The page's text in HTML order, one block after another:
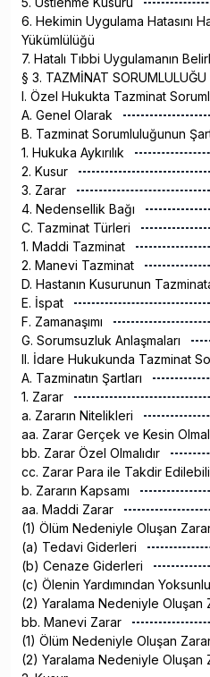
6. Hekimin Uygulama Hatasını
Yükümlülüğü
7. Hatalı Tıbbi Uygulamanın
§ 3. TAZMİNAT SORUMLULUĞU
I. Özel Hukukta Tazminat
A. Genel Olarak
B. Tazminat Sorumluluğunun
1. Hukuka Aykırılık
2. Kusur
3. Zarar
4. Nedensellik Bağı
C. Tazminat Türleri
1. Maddi Tazminat
2. Manevi Tazminat
D. Hastanın Kusurunun
E. İspat
F. Zamanaşımı
G. Sorumsuzluk Anlaşmaları
II. İdare Hukukunda Tazminat
A. Tazminatın Şartları
1. Zarar
a. Zararın Nitelikleri
aa. Zarar Gerçek ve Kesin
bb. Zarar Özel Olmalıdır
cc. Zarar Para ile Takdir
b. Zararın Kapsamı
aa. Maddi Zarar
(1) Ölüm Nedeniyle Oluşan
(a) Tedavi Giderleri
(b) Cenaze Giderleri
(c) Ölenin Yardımından
(2) Yaralama Nedeniyle Oluşan
bb. Manevi Zarar
(1) Ölüm Nedeniyle Oluşan
(2) Yaralama Nedeniyle Oluşan